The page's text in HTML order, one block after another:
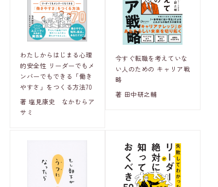
わたしからはじまる心理
的安全性 リーダーでもメ
ンバーでもできる「働き
やすさ」をつくる方法70
著 塩見康史 なかむらア
サミ
今すぐ転職を考えていな
い人のための キャリア戦
略
著 田中研之輔